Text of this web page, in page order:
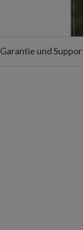
Garantie und